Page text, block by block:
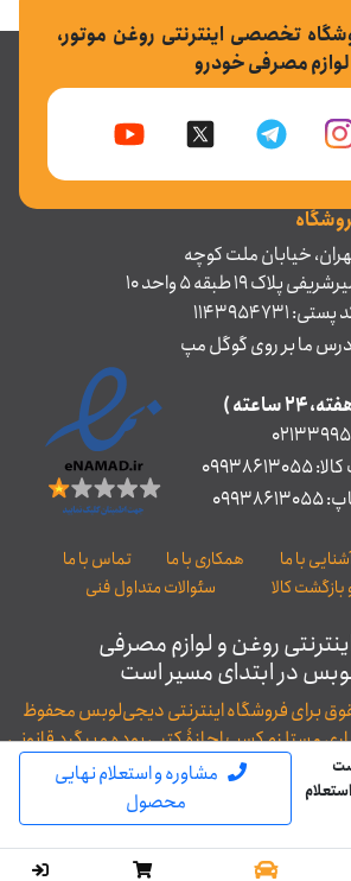
مشاوره و استعلام نهایی
محصول
تخصصی اینترنتی روغن موتور،
مصرفی خودرو
خیابان ملت کوچه
پلاک 19 طبقه 5 واحد 10
1143954731
ما بر روی گوگل مپ
با ما همکاری با ما
تماس با ما
کالا
سئوالات متداول فنی
روغن و لوازم مصرفی
در ابتدای مسیر است
تمامی حقوق برای فروشگاه اینترنتی دیجی‌لوبس محفوظ
مستلزم کسب اجازۀ کتبی بوده و پیگرد قانونی
خواهد داشت.
توسعه و طراحی: WAC